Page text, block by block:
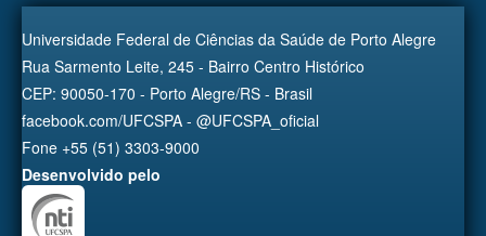
Universidade Federal de Ciências da Saúde de Porto Alegre
Rua Sarmento Leite, 245 - Bairro Centro Histórico
CEP: 90050-170 - Porto Alegre/RS - Brasil
facebook.com/UFCSPA - @UFCSPA_oficial
Fone +55 (51) 3303-9000
Desenvolvido pelo